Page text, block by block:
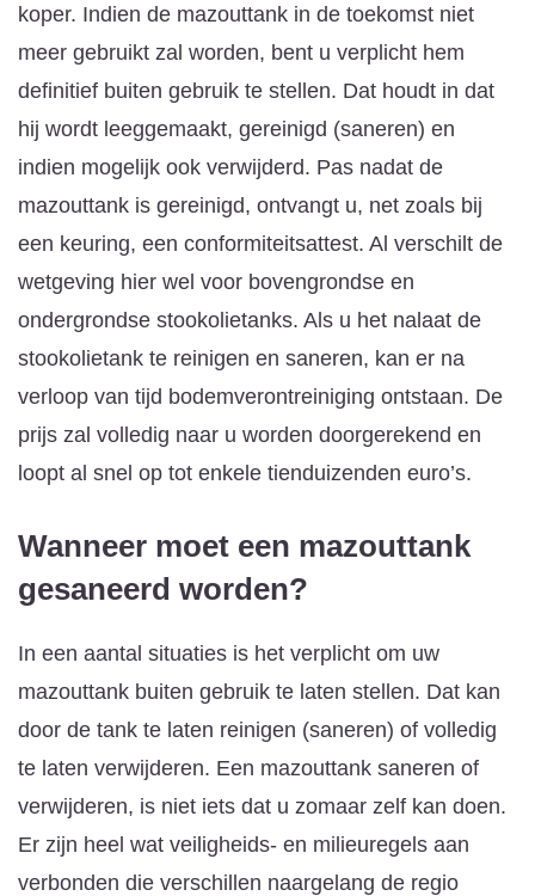
koper. Indien de mazouttank in de toekomst niet
meer gebruikt zal worden, bent u verplicht hem
definitief buiten gebruik te stellen. Dat houdt in dat
hij wordt leeggemaakt, gereinigd (saneren) en
indien mogelijk ook verwijderd. Pas nadat de
mazouttank is gereinigd, ontvangt u, net zoals bij
een keuring, een conformiteitsattest. Al verschilt de
wetgeving hier wel voor bovengrondse en
ondergrondse stookolietanks. Als u het nalaat de
stookolietank te reinigen en saneren, kan er na
verloop van tijd bodemverontreiniging ontstaan. De
prijs zal volledig naar u worden doorgerekend en
loopt al snel op tot enkele tienduizenden euro’s.
Wanneer moet een mazouttank
gesaneerd worden?
In een aantal situaties is het verplicht om uw
mazouttank buiten gebruik te laten stellen. Dat kan
door de tank te laten reinigen (saneren) of volledig
te laten verwijderen. Een mazouttank saneren of
verwijderen, is niet iets dat u zomaar zelf kan doen.
Er zijn heel wat veiligheids- en milieuregels aan
verbonden die verschillen naargelang de regio